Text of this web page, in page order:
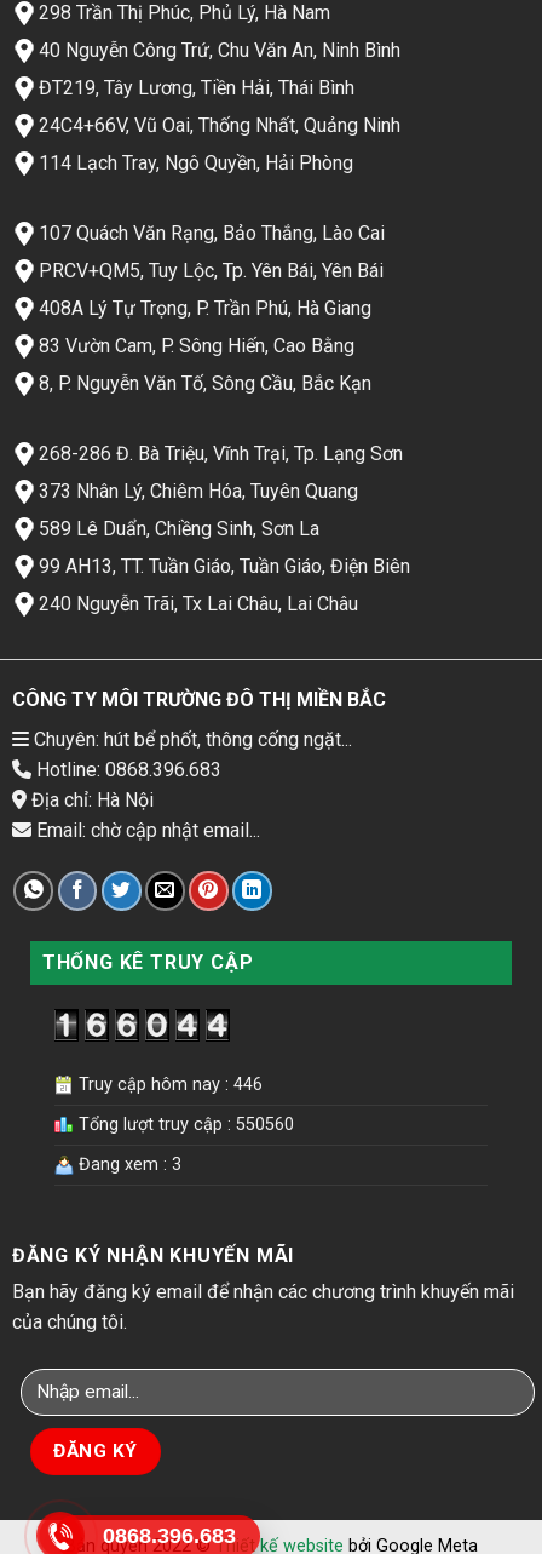
298 Trần Thị Phúc, Phủ Lý, Hà Nam
40 Nguyễn Công Trứ, Chu Văn An, Ninh Bình
ĐT219, Tây Lương, Tiền Hải, Thái Bình
24C4+66V, Vũ Oai, Thống Nhất, Quảng Ninh
114 Lạch Tray, Ngô Quyền, Hải Phòng
107 Quách Văn Rạng, Bảo Thắng, Lào Cai
PRCV+QM5, Tuy Lộc, Tp. Yên Bái, Yên Bái
408A Lý Tự Trọng, P. Trần Phú, Hà Giang
83 Vườn Cam, P. Sông Hiến, Cao Bằng
8, P. Nguyễn Văn Tố, Sông Cầu, Bắc Kạn
268-286 Đ. Bà Triệu, Vĩnh Trại, Tp. Lạng Sơn
373 Nhân Lý, Chiêm Hóa, Tuyên Quang
589 Lê Duẩn, Chiềng Sinh, Sơn La
99 AH13, TT. Tuần Giáo, Tuần Giáo, Điện Biên
240 Nguyễn Trãi, Tx Lai Châu, Lai Châu
CÔNG TY MÔI TRƯỜNG ĐÔ THỊ MIỀN BẮC
Chuyên: hút bể phốt, thông cống ngặt...
Hotline: 0868.396.683
Địa chỉ: Hà Nội
Email: chờ cập nhật email...
THỐNG KÊ TRUY CẬP
Truy cập hôm nay : 446
Tổng lượt truy cập : 550560
Đang xem : 3
ĐĂNG KÝ NHẬN KHUYẾN MÃI
Bạn hãy đăng ký email để nhận các chương trình khuyến mãi
của chúng tôi.
Bản quyền 2022 ©Thiết kế website bởi Google Meta
0868.396.683